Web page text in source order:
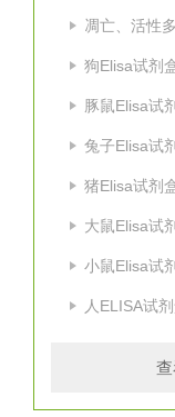
凋亡、活性
狗Elisa试剂
豚鼠Elisa试
兔子Elisa试
猪Elisa试剂
大鼠Elisa试
小鼠Elisa试
人ELISA试